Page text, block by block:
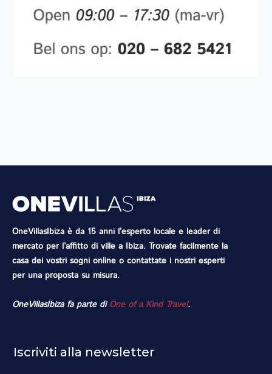
OneVillasIbiza è da 15 anni l’esperto locale e leader di
mercato per l’affitto di ville a Ibiza. Trovate facilmente la
casa dei vostri sogni online o contattate i nostri esperti
per una proposta su misura.
OneVillasIbiza fa parte di One of a Kind Travel.
Iscriviti alla newsletter